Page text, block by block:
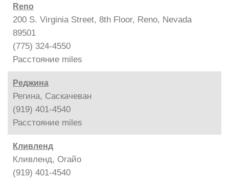
Reno
200 S. Virginia Street, 8th Floor, Reno, Nevada
89501
(775) 324-4550
Расстояние miles
Реджина
Регина, Саскачеван
(919) 401-4540
Расстояние miles
Кливленд
Кливленд, Огайо
(919) 401-4540